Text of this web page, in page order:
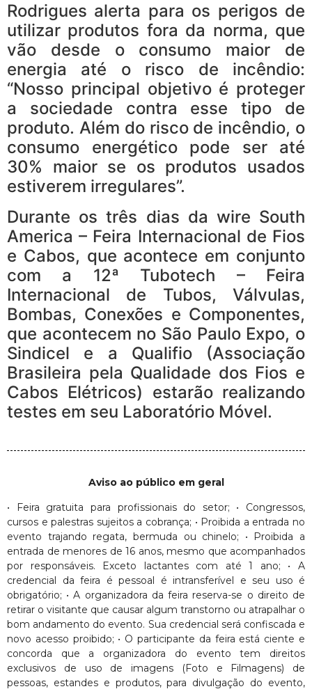
Rodrigues alerta para os perigos de
utilizar produtos fora da norma, que
vão desde o consumo maior de
energia até o risco de incêndio:
“Nosso principal objetivo é proteger
a sociedade contra esse tipo de
produto. Além do risco de incêndio, o
consumo energético pode ser até
30% maior se os produtos usados
estiverem irregulares”.
Durante os três dias da wire South
America – Feira Internacional de Fios
e Cabos, que acontece em conjunto
com a 12ª Tubotech – Feira
Internacional de Tubos, Válvulas,
Bombas, Conexões e Componentes,
que acontecem no São Paulo Expo, o
Sindicel e a Qualifio (Associação
Brasileira pela Qualidade dos Fios e
Cabos Elétricos) estarão realizando
testes em seu Laboratório Móvel.
Aviso ao público em geral
• Feira gratuita para profissionais do setor; • Congressos,
cursos e palestras sujeitos a cobrança; • Proibida a entrada no
evento trajando regata, bermuda ou chinelo; • Proibida a
entrada de menores de 16 anos, mesmo que acompanhados
por responsáveis. Exceto lactantes com até 1 ano; • A
credencial da feira é pessoal é intransferível e seu uso é
obrigatório; • A organizadora da feira reserva-se o direito de
retirar o visitante que causar algum transtorno ou atrapalhar o
bom andamento do evento. Sua credencial será confiscada e
novo acesso proibido; • O participante da feira está ciente e
concorda que a organizadora do evento tem direitos
exclusivos de uso de imagens (Foto e Filmagens) de
pessoas, estandes e produtos, para divulgação do evento,